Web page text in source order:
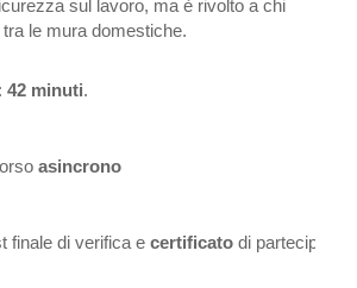
sul lavoro, ma è rivolto a chi
le mura domestiche.
42 minuti.
asincrono
finale di verifica e certificato